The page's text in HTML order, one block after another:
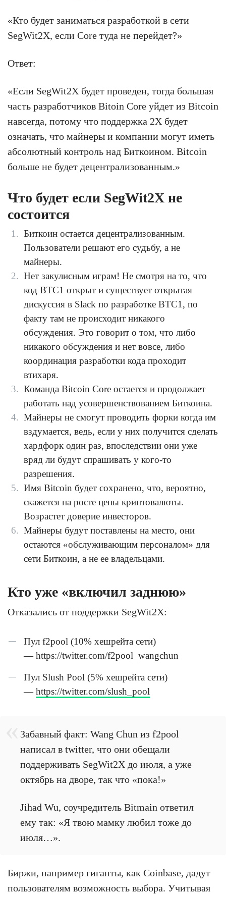
«Кто будет заниматься разработкой в сети
SegWit2X, если Core туда не перейдет?»
Ответ:
«Если SegWit2X будет проведен, тогда большая
часть разработчиков Bitoin Core уйдет из Bitcoin
навсегда, потому что поддержка 2X будет
означать, что майнеры и компании могут иметь
абсолютный контроль над Биткоином. Bitcoin
больше не будет децентрализованным.»
Что будет если SegWit2X не
состоится
Биткоин остается децентрализованным.
Пользователи решают его судьбу, а не
майнеры.
Нет закулисным играм! Не смотря на то, что
код BTC1 открыт и существует открытая
дискуссия в Slack по разработке BTC1, по
факту там не происходит никакого
обсуждения. Это говорит о том, что либо
никакого обсуждения и нет вовсе, либо
координация разработки кода проходит
втихаря.
Команда Bitcoin Core остается и продолжает
работать над усовершенствованием Биткоина.
Майнеры не смогут проводить форки когда им
вздумается, ведь, если у них получится сделать
хардфорк один раз, впоследствии они уже
вряд ли будут спрашивать у кого-то
разрешения.
Имя Bitcoin будет сохранено, что, вероятно,
скажется на росте цены криптовалюты.
Возрастет доверие инвесторов.
Майнеры будут поставлены на место, они
остаются «обслуживающим персоналом» для
сети Биткоин, а не ее владельцами.
Кто уже «включил заднюю»
Отказались от поддержки SegWit2X:
Пул f2pool (10% хешрейта сети)
— https://twitter.com/f2pool_wangchun
Пул Slush Pool (5% хешрейта сети)
—https://twitter.com/slush_pool
Забавный факт: Wang Chun из f2pool
написал в twitter, что они обещали
поддерживать SegWit2X до июля, а уже
октябрь на дворе, так что «пока!»
Jihad Wu, соучредитель Bitmain ответил
ему так: «Я твою мамку любил тоже до
Биржи, например гиганты, как Coinbase, дадут
пользователям возможность выбора. Учитывая